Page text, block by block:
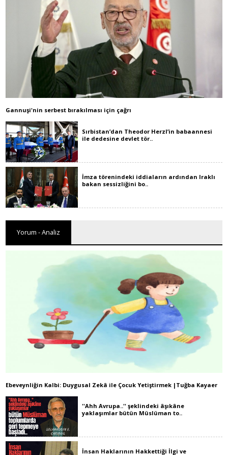
Gannuşi'nin serbest bırakılması için çağrı
Sırbistan’dan Theodor Herzl’in babaannesi
ile dedesine devlet tör..
İmza törenindeki iddiaların ardından Iraklı
bakan sessizliğini bo..
Yorum - Analiz
Ebeveynliğin Kalbi: Duygusal Zekâ ile Çocuk Yetiştirmek |Tuğba Kayaer
''Ahh Avrupa..'' şeklindeki âşıkâne
yaklaşımlar bütün Müslüman to..
İnsan Haklarının Hakkettiği İlgi ve